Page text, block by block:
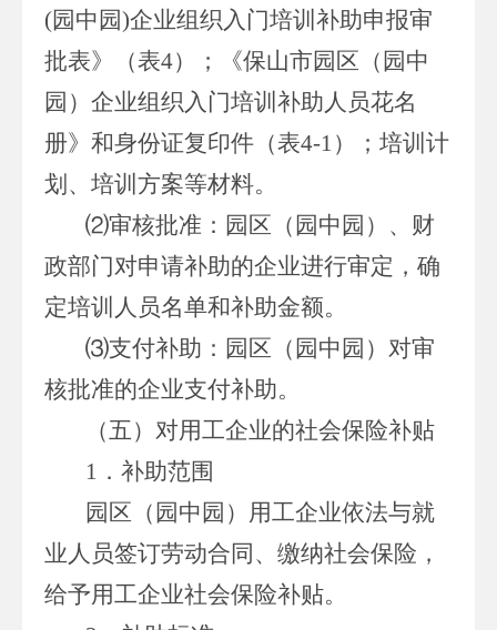
(园中园)企业组织入门培训补助申报审
批表》（表4）；《保山市园区（园中
园）企业组织入门培训补助人员花名
册》和身份证复印件（表4-1）；培训计
划、培训方案等材料。
⑵审核批准：园区（园中园）、财
政部门对申请补助的企业进行审定，确
定培训人员名单和补助金额。
⑶支付补助：园区（园中园）对审
核批准的企业支付补助。
（五）对用工企业的社会保险补贴
1．补助范围
园区（园中园）用工企业依法与就
业人员签订劳动合同、缴纳社会保险，
给予用工企业社会保险补贴。